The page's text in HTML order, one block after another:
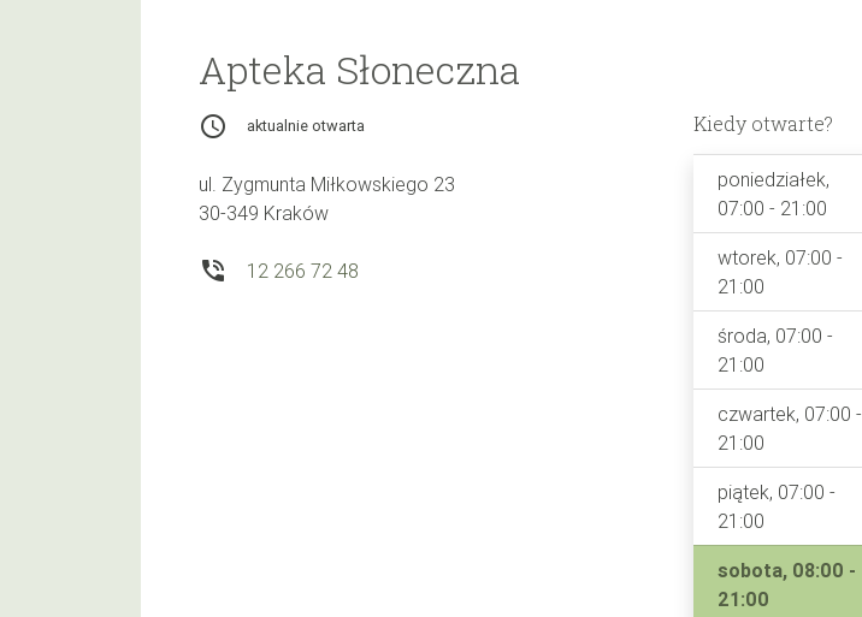
Apteka Słoneczna
access_time aktualnie otwarta
ul. Zygmunta Miłkowskiego 23
30-349 Kraków
phone_in_talk 12 266 72 48
Kiedy otwarte?
poniedziałek,
07:00 - 21:00
wtorek, 07:00 -
21:00
środa, 07:00 -
21:00
czwartek, 07:00 -
21:00
piątek, 07:00 -
21:00
sobota, 08:00 -
21:00